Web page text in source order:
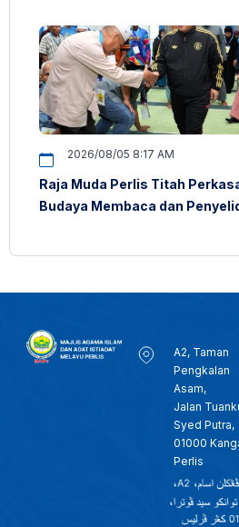
2026/08/05 8:17 AM
Raja Muda Perlis Titah
Budaya Membaca dan
A2, Taman
Pengkalan
Asam,
Jalan
Syed Putra,
01000
Perlis